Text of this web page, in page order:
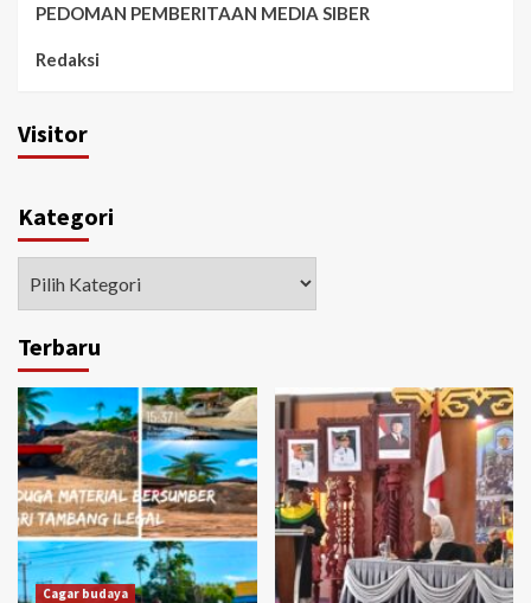
PEDOMAN PEMBERITAAN MEDIA SIBER
Redaksi
Visitor
Kategori
Terbaru
Cagar budaya